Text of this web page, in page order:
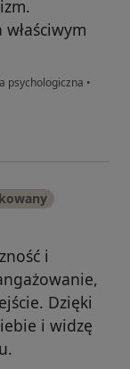
psychologiczna •
i
Dzięki
i widzę